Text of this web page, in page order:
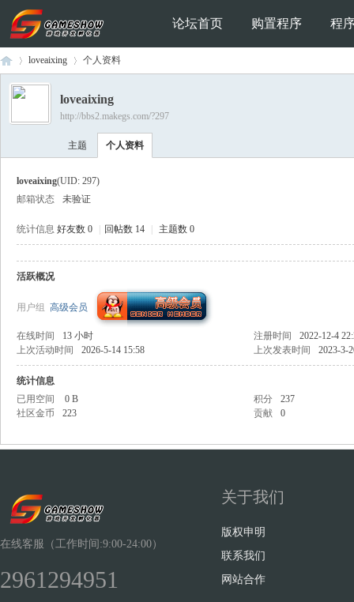
论坛首页 购置程序 程
Sh
›
loveaixing 个人资料
loveaixing
http://bbs2.makegs.com/?297
主题 个人资料
loveaixing(UID: 297)
邮箱状态
未验证
统计信息 好友数 0 回帖数 14 主题数 0
活跃概况
用户组 高级会员
在线时间 13 小时 注册时间
2022-12-4
上次活动时间
2026-5-14 15:58 上次发表时间 2023-3-
统计信息
已用空间
0 B 积分
237
社区金币
223 贡献 0
在线客服（工作时间:9:00-24:00）
2961294951
关于我们
版权申明
联系我们
网站合作